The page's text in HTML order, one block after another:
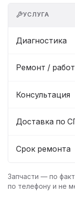
УСЛУГА
Диагностика
Ремонт /
Консультация
Доставка по
Срок ремонта
Запчасти — по
по телефону и не